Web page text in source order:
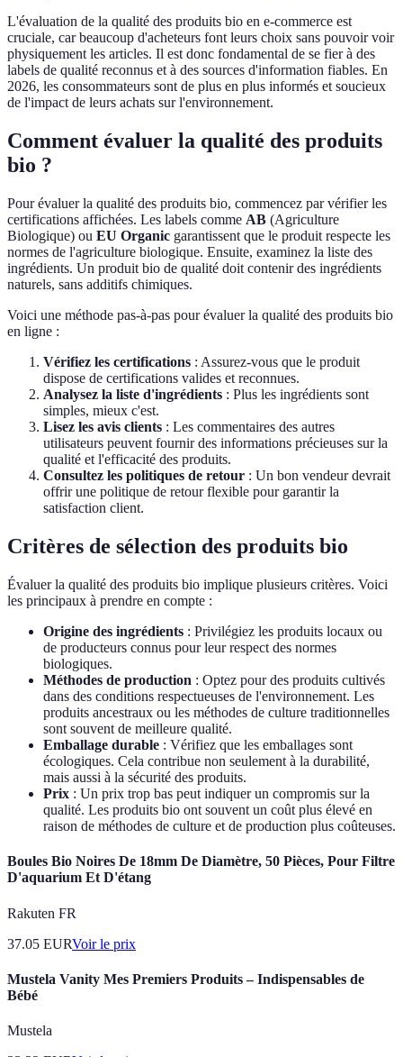
L'évaluation de la qualité des produits bio en e-commerce est
cruciale, car beaucoup d'acheteurs font leurs choix sans pouvoir voir
physiquement les articles. Il est donc fondamental de se fier à des
labels de qualité reconnus et à des sources d'information fiables. En
2026, les consommateurs sont de plus en plus informés et soucieux
de l'impact de leurs achats sur l'environnement.
Comment évaluer la qualité des produits
bio ?
Pour évaluer la qualité des produits bio, commencez par vérifier les
certifications affichées. Les labels comme AB (Agriculture
Biologique) ou EU Organic garantissent que le produit respecte les
normes de l'agriculture biologique. Ensuite, examinez la liste des
ingrédients. Un produit bio de qualité doit contenir des ingrédients
naturels, sans additifs chimiques.
Voici une méthode pas-à-pas pour évaluer la qualité des produits bio
en ligne :
Vérifiez les certifications : Assurez-vous que le produit
dispose de certifications valides et reconnues.
Analysez la liste d'ingrédients : Plus les ingrédients sont
simples, mieux c'est.
Lisez les avis clients : Les commentaires des autres
utilisateurs peuvent fournir des informations précieuses sur la
qualité et l'efficacité des produits.
Consultez les politiques de retour : Un bon vendeur devrait
offrir une politique de retour flexible pour garantir la
satisfaction client.
Critères de sélection des produits bio
Évaluer la qualité des produits bio implique plusieurs critères. Voici
les principaux à prendre en compte :
Origine des ingrédients : Privilégiez les produits locaux ou
de producteurs connus pour leur respect des normes
biologiques.
Méthodes de production : Optez pour des produits cultivés
dans des conditions respectueuses de l'environnement. Les
produits ancestraux ou les méthodes de culture traditionnelles
sont souvent de meilleure qualité.
Emballage durable : Vérifiez que les emballages sont
écologiques. Cela contribue non seulement à la durabilité,
mais aussi à la sécurité des produits.
Prix : Un prix trop bas peut indiquer un compromis sur la
qualité. Les produits bio ont souvent un coût plus élevé en
raison de méthodes de culture et de production plus coûteuses.
Boules Bio Noires De 18mm De Diamètre, 50 Pièces, Pour Filtre
D'aquarium Et D'étang
Rakuten FR
37.05 EURVoir le prix
Mustela Vanity Mes Premiers Produits – Indispensables de
Bébé
Mustela